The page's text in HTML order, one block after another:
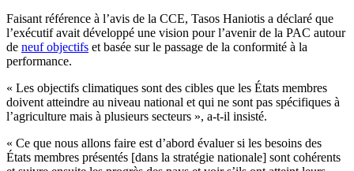
Faisant référence à l’avis de la CCE, Tasos Haniotis a déclaré que
l’exécutif avait développé une vision pour l’avenir de la PAC autour
de neuf objectifs et basée sur le passage de la conformité à la
performance.
« Les objectifs climatiques sont des cibles que les États membres
doivent atteindre au niveau national et qui ne sont pas spécifiques à
l’agriculture mais à plusieurs secteurs », a-t-il insisté.
« Ce que nous allons faire est d’abord évaluer si les besoins des
États membres présentés [dans la stratégie nationale] sont cohérents